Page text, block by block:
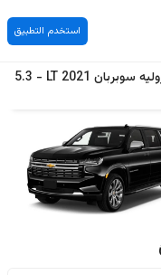
استخدم التطبيق
سوبربان 2021
LT
-
5.3